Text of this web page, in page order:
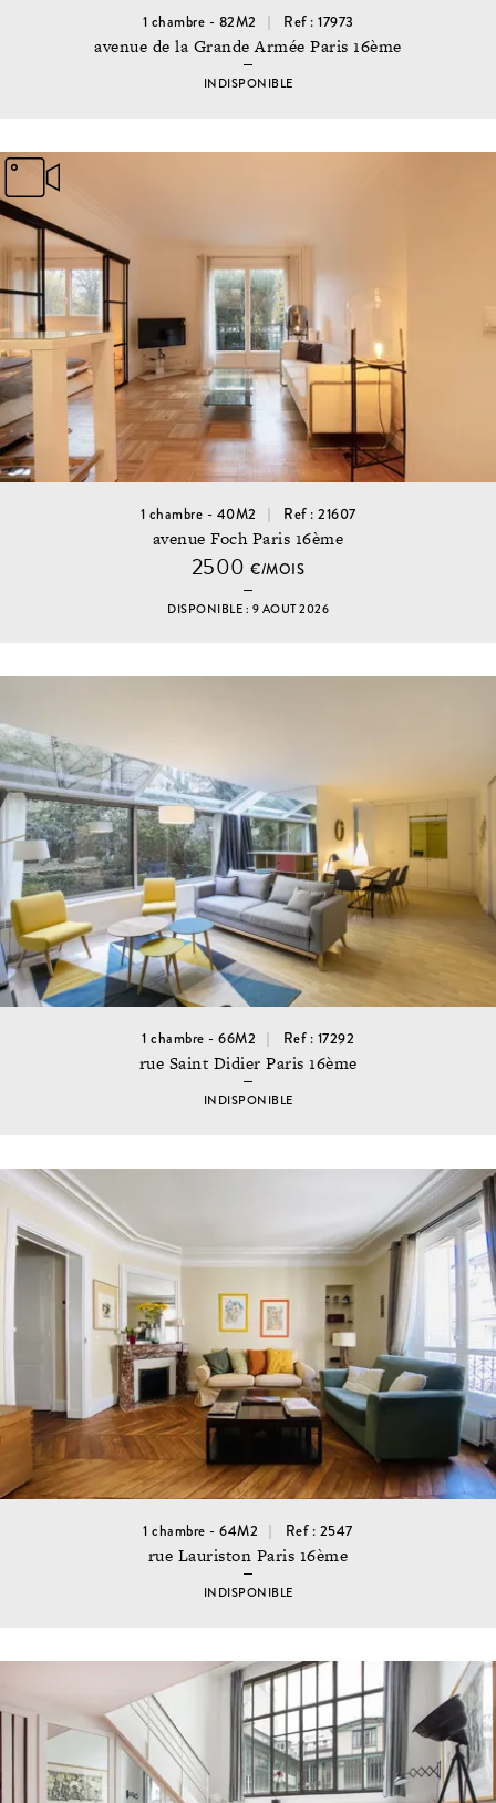
1 chambre - 82M2 Ref : 17973
avenue de la Grande Armée Paris 16ème
INDISPONIBLE
1 chambre - 40M2 Ref : 21607
avenue Foch Paris 16ème
2500€/MOIS
DISPONIBLE : 9 AOUT 2026
1 chambre - 66M2 Ref : 17292
rue Saint Didier Paris 16ème
INDISPONIBLE
1 chambre - 64M2 Ref : 2547
rue Lauriston Paris 16ème
INDISPONIBLE